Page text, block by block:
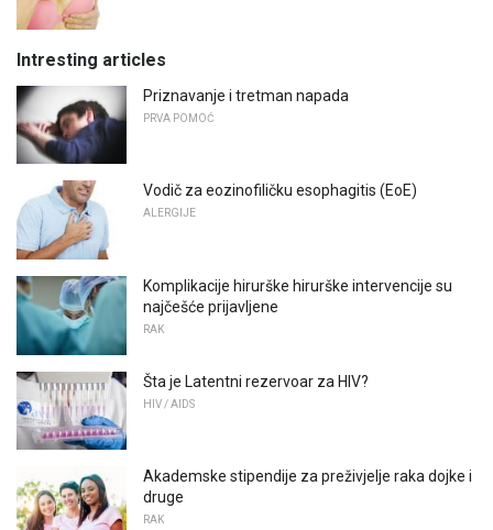
Intresting articles
Priznavanje i tretman napada
PRVA POMOĆ
Vodič za eozinofiličku esophagitis (EoE)
ALERGIJE
Komplikacije hirurške hirurške intervencije su
najčešće prijavljene
RAK
Šta je Latentni rezervoar za HIV?
HIV / AIDS
Akademske stipendije za preživjelje raka dojke i
druge
RAK